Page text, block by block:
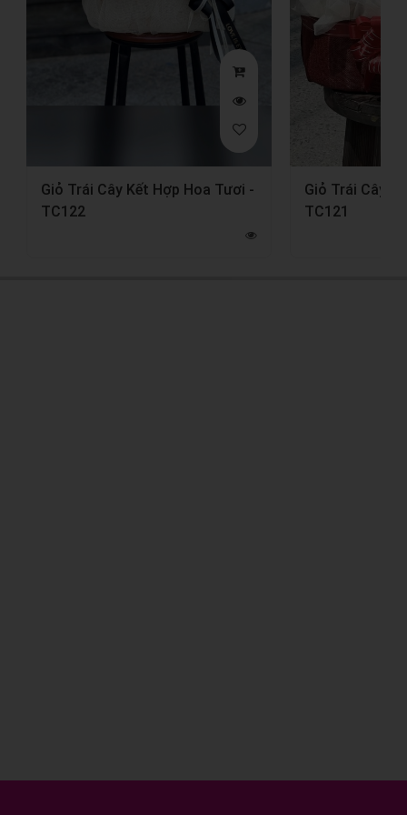
Giỏ Trái Cây Kết Hợp Hoa Tươi -
TC122
Giỏ Trái Cây
TC121